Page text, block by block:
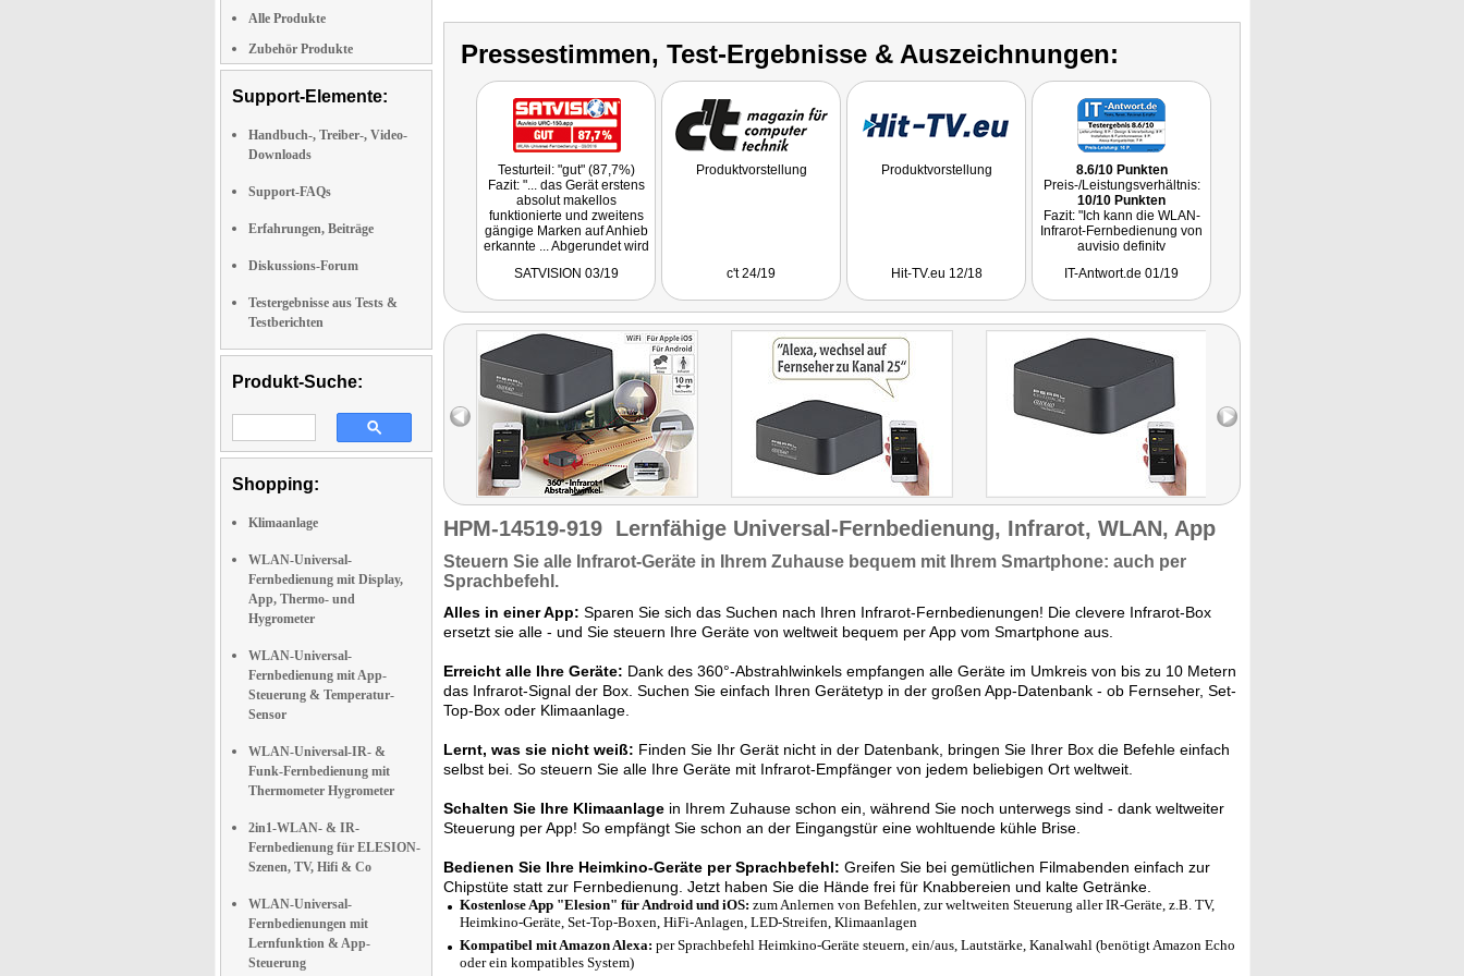
Alle Produkte
Zubehör Produkte
Support-Elemente:
Handbuch-, Treiber-, Video-
Downloads
Support-FAQs
Erfahrungen, Beiträge
Diskussions-Forum
Testergebnisse aus Tests &
Testberichten
Produkt-Suche:
Shopping:
Klimaanlage
WLAN-Universal-
Fernbedienung mit Display,
App, Thermo- und
Hygrometer
WLAN-Universal-
Fernbedienung mit App-
Steuerung & Temperatur-
Sensor
WLAN-Universal-IR- &
Funk-Fernbedienung mit
Thermometer Hygrometer
2in1-WLAN- & IR-
Fernbedienung für ELESION-
Szenen, TV, Hifi & Co
WLAN-Universal-
Fernbedienungen mit
Lernfunktion & App-
Steuerung
Pressestimmen, Test-Ergebnisse & Auszeichnungen:
Testurteil: "gut" (87,7%)
Fazit: "... das Gerät erstens
absolut makellos
funktionierte und zweitens
gängige Marken auf Anhieb
erkannte ... Abgerundet wird
Gesamteindruck von der
Alexa und Google Assistant
... ein sehr gutes Preis-
Leistungs-Verhältnis."
SATVISION 03/19
Produktvorstellung
c't 24/19
Produktvorstellung
Hit-TV.eu 12/18
8.6/10 Punkten
Preis-/Leistungsverhältnis:
10/10 Punkten
Fazit: "Ich kann die WLAN-
Infrarot-Fernbedienung von
auvisio definitv
in der App einen hohen
Komfortmodus und auch die
sich der Funktionsumfang in
Zukunft noch erweitert -
extrem praktisch, um eine
Alexa-Kompatibilität
nachträglich nachrüsten zu
IT-Antwort.de 01/19
HPM-14519-919 Lernfähige Universal-Fernbedienung, Infrarot, WLAN, App
Steuern Sie alle Infrarot-Geräte in Ihrem Zuhause bequem mit
Ihrem Smartphone: auch per
Sprachbefehl .
Alles in einer App: Sparen Sie sich das Suchen nach Ihren Infrarot-Fernbedienungen! Die clevere Infrarot-Box
ersetzt sie alle - und Sie steuern Ihre Geräte von weltweit bequem per App vom Smartphone aus.
Erreicht alle Ihre Geräte: Dank des 360°-Abstrahlwinkels empfangen alle Geräte im Umkreis von bis zu 10 Metern
das Infrarot-Signal der Box. Suchen Sie einfach Ihren Gerätetyp in der großen App-Datenbank - ob Fernseher, Set-
Top-Box oder Klimaanlage.
Lernt, was sie nicht weiß: Finden Sie Ihr Gerät nicht in der Datenbank, bringen Sie Ihrer Box die Befehle einfach
selbst bei. So steuern Sie alle Ihre Geräte mit Infrarot-Empfänger von jedem beliebigen Ort weltweit.
Schalten Sie Ihre Klimaanlage in Ihrem Zuhause schon ein, während Sie noch unterwegs sind - dank weltweiter
Steuerung per App! So empfängt Sie schon an der Eingangstür eine wohltuende kühle Brise.
Bedienen Sie Ihre Heimkino-Geräte per Sprachbefehl: Greifen Sie bei gemütlichen Filmabenden einfach zur
Chipstüte statt zur Fernbedienung. Jetzt haben Sie die Hände frei für Knabbereien und kalte Getränke.
Kostenlose App "Elesion" für Android und iOS: zum Anlernen von Befehlen, zur weltweiten Steuerung aller IR-Geräte, z.B. TV,
Heimkino-Geräte, Set-Top-Boxen, HiFi-Anlagen, LED-Streifen, Klimaanlagen
Kompatibel mit Amazon Alexa: per Sprachbefehl Heimkino-Geräte steuern, ein/aus, Lautstärke, Kanalwahl (benötigt Amazon Echo
oder ein kompatibles System)